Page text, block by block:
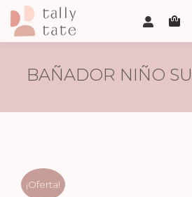
BAÑADOR NIÑO
¡Oferta!